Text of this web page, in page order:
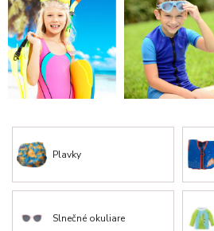
Plavky
Slnečné okuliare